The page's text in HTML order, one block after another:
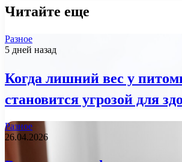
Читайте еще
Разное
5 дней назад
Когда лишний вес у
становится угрозой для
Разное
26.04.2026